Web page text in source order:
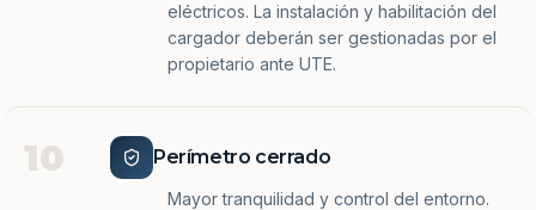
eléctricos. La instalación y habilitación del
cargador deberán ser gestionadas por el
propietario ante UTE.
10 Perímetro cerrado
Mayor tranquilidad y control del entorno.